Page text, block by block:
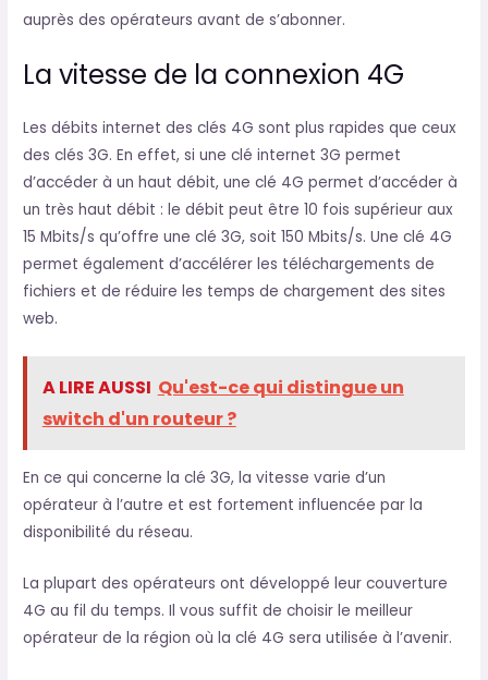
auprès des opérateurs avant de s’abonner.
La vitesse de la connexion 4G
Les débits internet des clés 4G sont plus rapides que ceux
des clés 3G. En effet, si une clé internet 3G permet
d’accéder à un haut débit, une clé 4G permet d’accéder à
un très haut débit : le débit peut être 10 fois supérieur aux
15 Mbits/s qu’offre une clé 3G, soit 150 Mbits/s. Une clé 4G
permet également d’accélérer les téléchargements de
fichiers et de réduire les temps de chargement des sites
web.
A LIRE AUSSI Qu'est-ce qui distingue un
switch d'un routeur ?
En ce qui concerne la clé 3G, la vitesse varie d’un
opérateur à l’autre et est fortement influencée par la
disponibilité du réseau.
La plupart des opérateurs ont développé leur couverture
4G au fil du temps. Il vous suffit de choisir le meilleur
opérateur de la région où la clé 4G sera utilisée à l’avenir.